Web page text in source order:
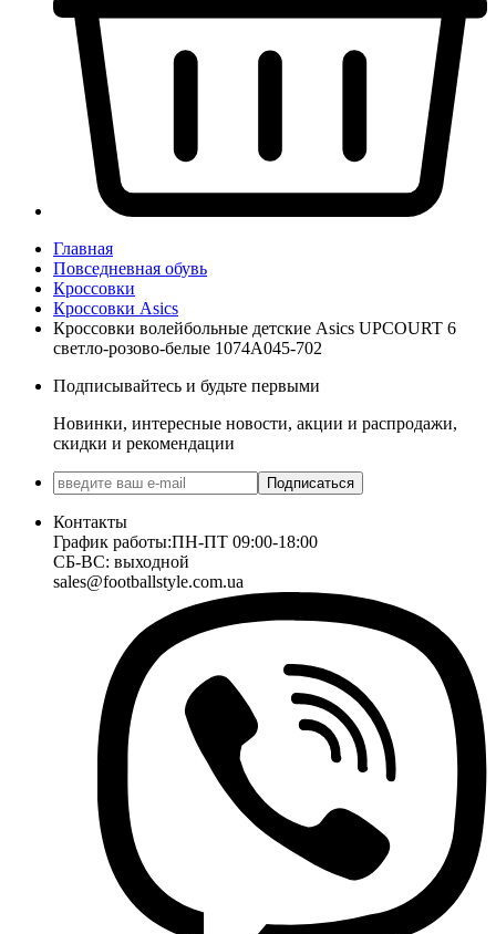
Главная
Повседневная обувь
Кроссовки
Кроссовки Asics
Кроссовки волейбольные детские Asics UPCOURT 6
светло-розово-белые 1074A045-702
Подписывайтесь и будьте первыми
Новинки, интересные новости, акции и распродажи,
скидки и рекомендации
Подписаться
Контакты
График работы:ПН-ПТ 09:00-18:00
СБ-ВС: выходной
sales@footballstyle.com.ua